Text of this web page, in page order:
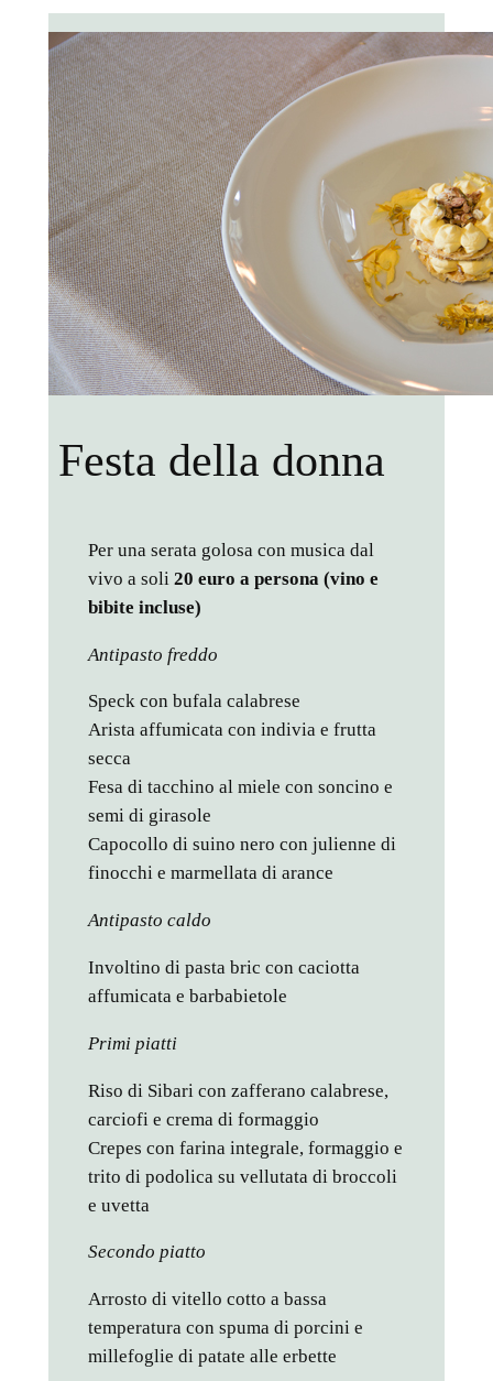
Festa della donna
Per una serata golosa con musica dal
vivo a soli 20 euro a persona (vino e
bibite incluse)
Antipasto freddo
Speck con bufala calabrese
Arista affumicata con indivia e frutta
secca
Fesa di tacchino al miele con soncino e
semi di girasole
Capocollo di suino nero con julienne di
finocchi e marmellata di arance
Antipasto caldo
Involtino di pasta bric con caciotta
affumicata e barbabietole
Primi piatti
Riso di Sibari con zafferano calabrese,
carciofi e crema di formaggio
Crepes con farina integrale, formaggio e
trito di podolica su vellutata di broccoli
e uvetta
Secondo piatto
Arrosto di vitello cotto a bassa
temperatura con spuma di porcini e
millefoglie di patate alle erbette